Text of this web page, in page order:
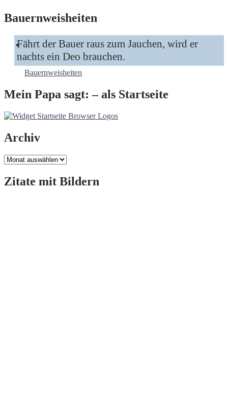
Bauernweisheiten
Fährt der Bauer raus zum Jauchen, wird er
nachts ein Deo brauchen.
Bauernweisheiten
Mein Papa sagt: – als Startseite
Archiv
Archiv
Zitate mit Bildern